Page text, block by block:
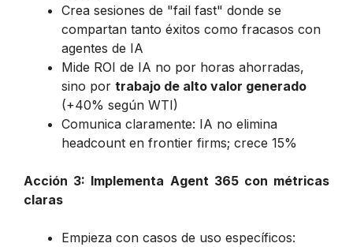
Crea sesiones de "fail fast" donde se
compartan tanto éxitos como fracasos con
agentes de IA
Mide ROI de IA no por horas ahorradas,
sino por trabajo de alto valor generado
(+40% según WTI)
Comunica claramente: IA no elimina
headcount en frontier firms; crece 15%
Acción 3: Implementa Agent 365 con métricas
claras
Empieza con casos de uso específicos: